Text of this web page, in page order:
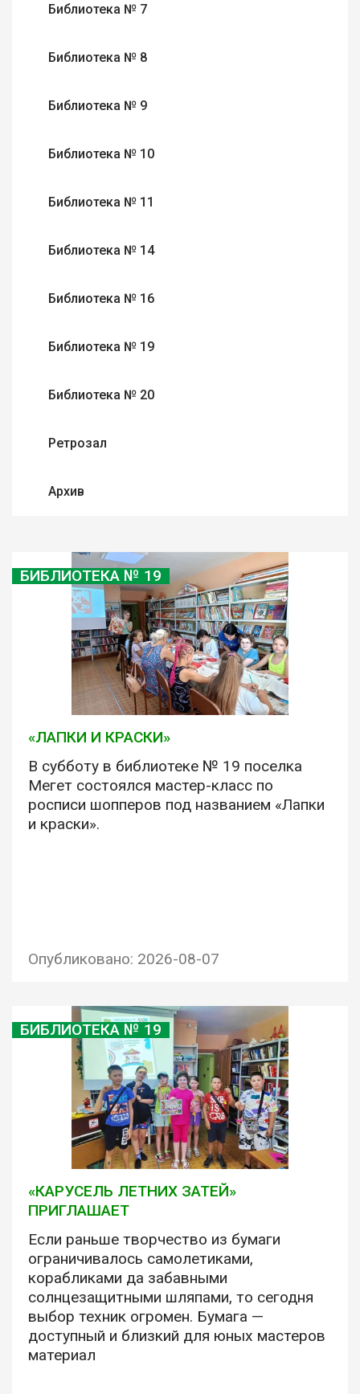
Библиотека № 7
Библиотека № 8
Библиотека № 9
Библиотека № 10
Библиотека № 11
Библиотека № 14
Библиотека № 16
Библиотека № 19
Библиотека № 20
Ретрозал
Архив
БИБЛИОТЕКА № 19
«ЛАПКИ И КРАСКИ»
В субботу в библиотеке № 19 поселка
Мегет состоялся мастер-класс по
росписи шопперов под названием «Лапки
и краски».
Опубликовано: 2026-08-07
БИБЛИОТЕКА № 19
«КАРУСЕЛЬ ЛЕТНИХ ЗАТЕЙ»
ПРИГЛАШАЕТ
Если раньше творчество из бумаги
ограничивалось самолетиками,
корабликами да забавными
солнцезащитными шляпами, то сегодня
выбор техник огромен. Бумага —
доступный и близкий для юных мастеров
материал